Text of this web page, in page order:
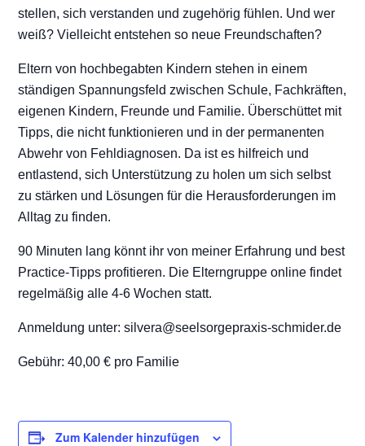
stellen, sich verstanden und zugehörig fühlen. Und wer
weiß? Vielleicht entstehen so neue Freundschaften?
Eltern von hochbegabten Kindern stehen in einem
ständigen Spannungsfeld zwischen Schule, Fachkräften,
eigenen Kindern, Freunde und Familie. Überschüttet mit
Tipps, die nicht funktionieren und in der permanenten
Abwehr von Fehldiagnosen. Da ist es hilfreich und
entlastend, sich Unterstützung zu holen um sich selbst
zu stärken und Lösungen für die Herausforderungen im
Alltag zu finden.
90 Minuten lang könnt ihr von meiner Erfahrung und best
Practice-Tipps profitieren. Die Elterngruppe online findet
regelmäßig alle 4-6 Wochen statt.
Anmeldung unter: silvera@seelsorgepraxis-schmider.de
Gebühr: 40,00 € pro Familie
Zum Kalender hinzufügen